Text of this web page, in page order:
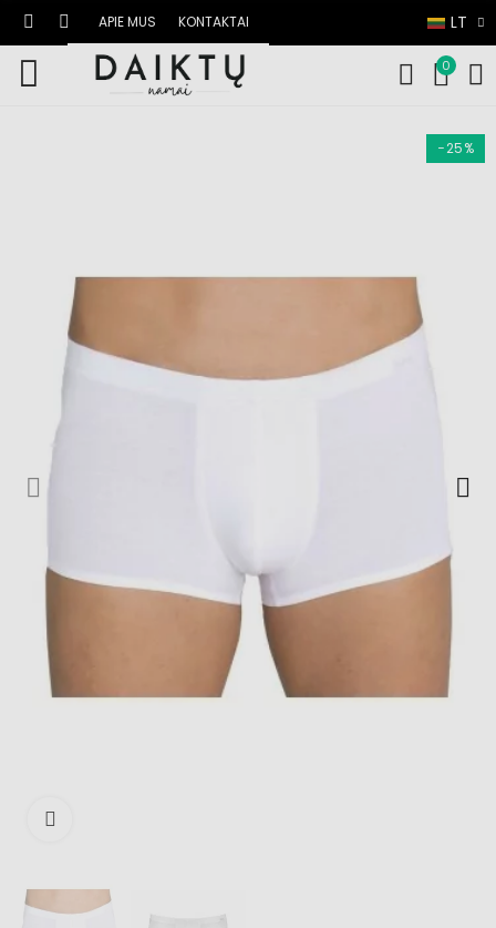
LT
APIE MUS KONTAKTAI
0
−25%